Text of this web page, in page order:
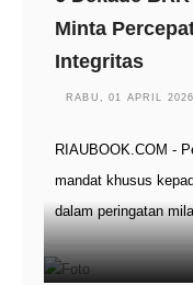
Minta
Integritas
RABU, 01 APRIL
RIAUBOOK.COM -
mandat khusus
dalam peringatan